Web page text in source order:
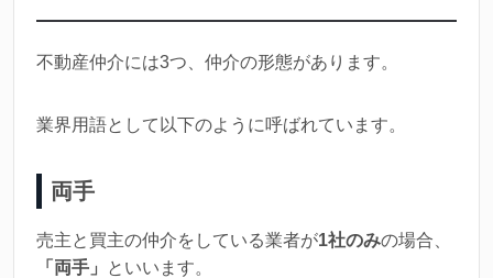
不動産仲介には3つ、仲介の形態があります。
業界用語として以下のように呼ばれています。
両手
売主と買主の仲介をしている業者が1社のみの場合、
「両手」
といいます。